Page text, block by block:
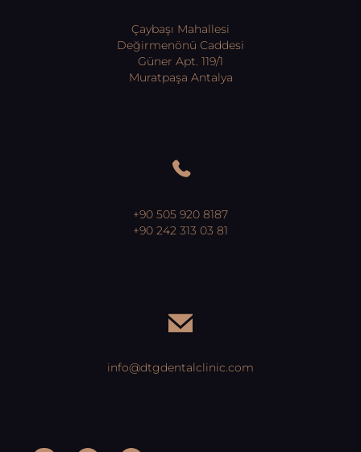
Çaybaşı Mahallesi
Değirmenönü Caddesi
Güner Apt. 119/1
Muratpaşa Antalya
+90 505 920 8187
+90 242 313 03 81
info@dtgdentalclinic.com